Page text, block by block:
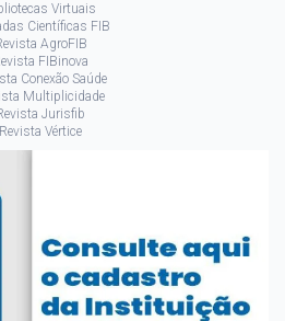
Virtuais
Científicas FIB
AgroFIB
FIBinova
Conexão Saúde
Multiplicidade
Jurisfib
Revista Vértice